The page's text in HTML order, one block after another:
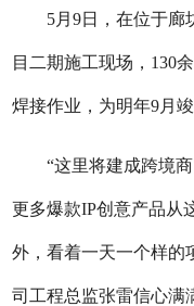
5月9日，在位于廊
目二期施工现场，130
焊接作业，为明年9月
“这里将建成跨境商
更多爆款IP创意产品从
外，看着一天一个样的
司工程总监张雷信心满